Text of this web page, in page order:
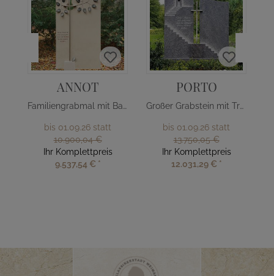
ANNOT
Familiengrabmal mit Baum Design
bis 01.09.26 statt
10.900,04 €
Ihr Komplettpreis
9.537,54 € *
PORTO
Großer Grabstein mit Treppe & Kreuz
bis 01.09.26 statt
13.750,05 €
Ihr Komplettpreis
12.031,29 € *